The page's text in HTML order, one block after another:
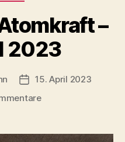
–
2023
Beitragsdatum
15. April 2023
zu
Atomkraft